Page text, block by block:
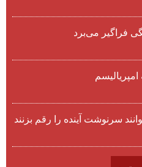
فراگیر می‌برد
سرنوشت آینده را رقم بزنند